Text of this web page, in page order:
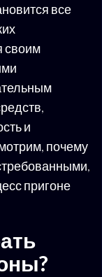
все
своим
и
почему
пригоне